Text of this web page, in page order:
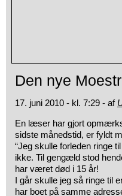
Den nye
17. juni 2010 - kl. 7:29 - af
En læser har gjort
sidste månedstid, er fyldt
“Jeg skulle forleden ringe
ikke. Til gengæld stod
har været død i 15 år!
I går skulle jeg så ringe til
har boet på samme